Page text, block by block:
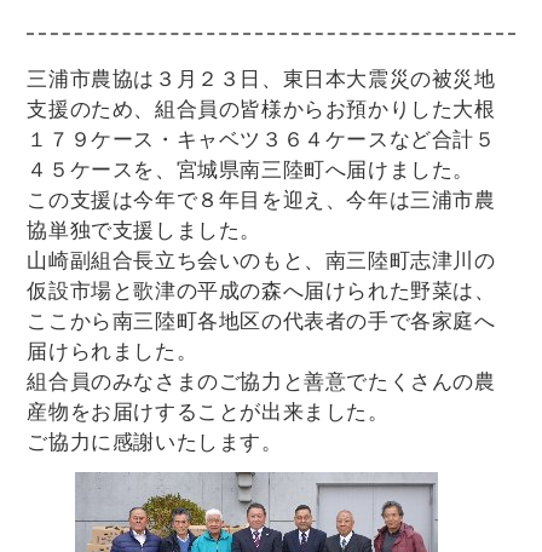
三浦市農協は３月２３日、東日本大震災の被災地
支援のため、組合員の皆様からお預かりした大根
１７９ケース・キャベツ３６４ケースなど合計５
４５ケースを、宮城県南三陸町へ届けました。
この支援は今年で８年目を迎え、今年は三浦市農
協単独で支援しました。
山崎副組合長立ち会いのもと、南三陸町志津川の
仮設市場と歌津の平成の森へ届けられた野菜は、
ここから南三陸町各地区の代表者の手で各家庭へ
届けられました。
組合員のみなさまのご協力と善意でたくさんの農
産物をお届けすることが出来ました。
ご協力に感謝いたします。